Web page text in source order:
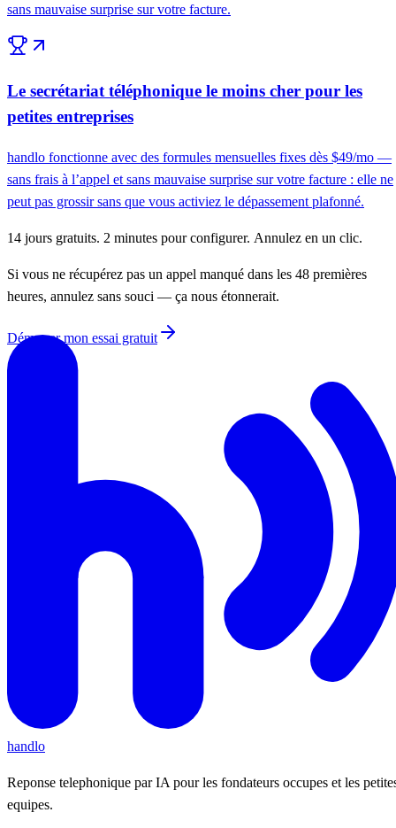
sans mauvaise surprise sur votre facture.
Le secrétariat téléphonique le moins cher pour les
petites entreprises
handlo fonctionne avec des formules mensuelles fixes dès $49/mo —
sans frais à l’appel et sans mauvaise surprise sur votre facture : elle ne
peut pas grossir sans que vous activiez le dépassement plafonné.
14 jours gratuits. 2 minutes pour configurer. Annulez en un clic.
Si vous ne récupérez pas un appel manqué dans les 48 premières
heures, annulez sans souci — ça nous étonnerait.
Démarrer mon essai gratuit
handlo
Reponse telephonique par IA pour les fondateurs occupes et les
equipes.